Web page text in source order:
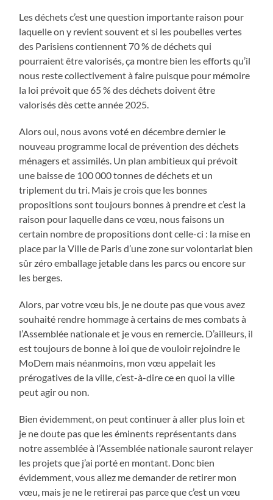
Les déchets c’est une question importante raison pour
laquelle on y revient souvent et si les poubelles vertes
des Parisiens contiennent 70 % de déchets qui
pourraient être valorisés, ça montre bien les efforts qu’il
nous reste collectivement à faire puisque pour mémoire
la loi prévoit que 65 % des déchets doivent être
valorisés dès cette année 2025.
Alors oui, nous avons voté en décembre dernier le
nouveau programme local de prévention des déchets
ménagers et assimilés. Un plan ambitieux qui prévoit
une baisse de 100 000 tonnes de déchets et un
triplement du tri. Mais je crois que les bonnes
propositions sont toujours bonnes à prendre et c’est la
raison pour laquelle dans ce vœu, nous faisons un
certain nombre de propositions dont celle-ci : la mise en
place par la Ville de Paris d’une zone sur volontariat bien
sûr zéro emballage jetable dans les parcs ou encore sur
les berges.
Alors, par votre vœu bis, je ne doute pas que vous avez
souhaité rendre hommage à certains de mes combats à
l’Assemblée nationale et je vous en remercie. D’ailleurs, il
est toujours de bonne à loi que de vouloir rejoindre le
MoDem mais néanmoins, mon vœu appelait les
prérogatives de la ville, c’est-à-dire ce en quoi la ville
peut agir ou non.
Bien évidemment, on peut continuer à aller plus loin et
je ne doute pas que les éminents représentants dans
notre assemblée à l’Assemblée nationale sauront relayer
les projets que j’ai porté en montant. Donc bien
évidemment, vous allez me demander de retirer mon
vœu, mais je ne le retirerai pas parce que c’est un vœu